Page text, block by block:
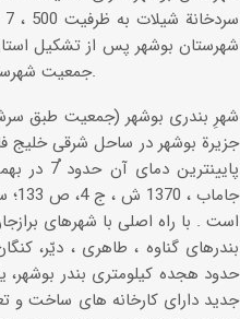
جمعیت شهرستان بوشهر، 354 ، 152 تن (حدود 08ر81%) شهرنشین و بقیه روستانشین بوده اند.
است . با راه اصلی با شهرهای
بندرهای گناوه ، طاهری ، دیّر،
حدود هجده کیلومتری بندر
جدید دارای کارخانه های ساخت و